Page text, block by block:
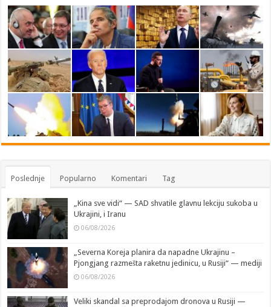
Poslednje Popularno Komentari Tag
„Kina sve vidi“ — SAD shvatile glavnu lekciju sukoba u
Ukrajini, i Iranu
06/08/2026
„Severna Koreja planira da napadne Ukrajinu –
Pjongjang razmešta raketnu jedinicu, u Rusiji“ — mediji
06/08/2026
Veliki skandal sa preprodajom dronova u Rusiji —